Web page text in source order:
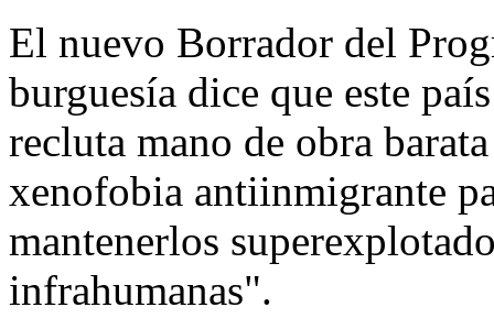
El nuevo Borrador del
burguesía dice que este
recluta mano de obra
xenofobia antiinmigrante
mantenerlos
infrahumanas".